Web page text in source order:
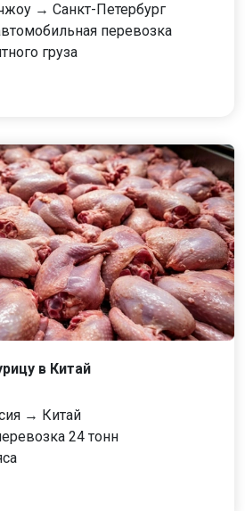
→ Санкт-Петербург
перевозка
груза
в Китай
→ Китай
24 тонн